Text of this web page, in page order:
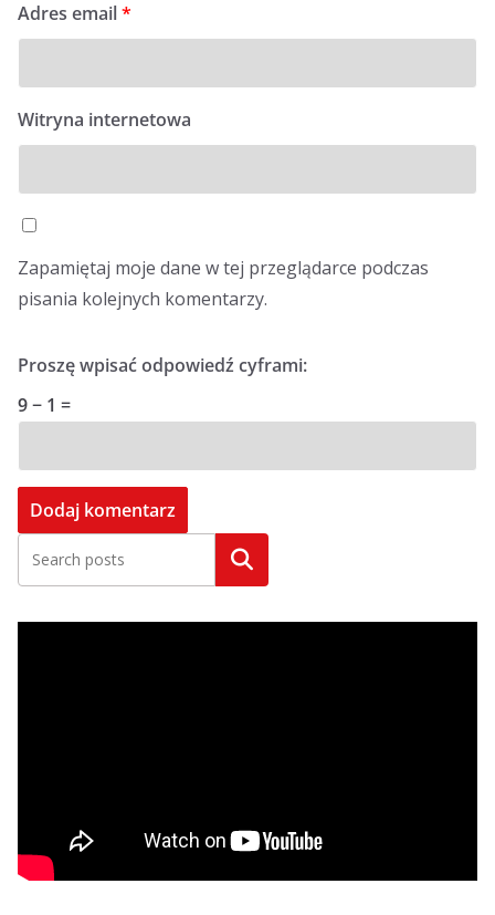
Adres email*
Witryna internetowa
Zapamiętaj moje dane w tej przeglądarce podczas
pisania kolejnych komentarzy.
Proszę wpisać odpowiedź cyframi:
9 − 1 =
Szukaj